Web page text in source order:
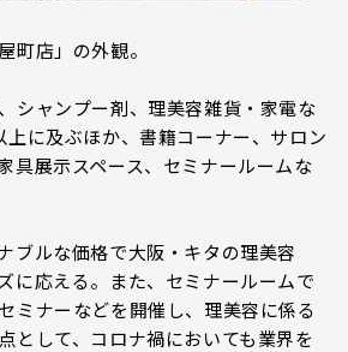
町店」の外観。
シャンプー剤、理美容雑貨・家電な
上に及ぶほか、書籍コーナー、サロン
具展示スペース、セミナールームな
ブルな価格で大阪・キタの理美容
に応える。また、セミナールームで
ミナーなどを開催し、理美容に係る
として、コロナ禍においても業界を